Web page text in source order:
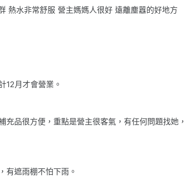
熱水非常舒服 營主媽媽人很好 遠離塵囂的好地方
12月才會營業。
充品很方便，重點是營主很客氣，有任何問題找她
有遮雨棚不怕下雨。